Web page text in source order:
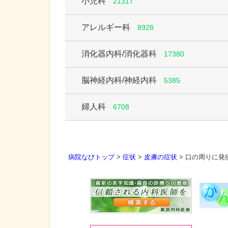
アレルギー科 8928
消化器内科/消化器科 17380
脳神経内科/神経内科 5385
婦人科 6708
病院なびトップ> 症状 > 皮膚の症状 > 口の周りに発